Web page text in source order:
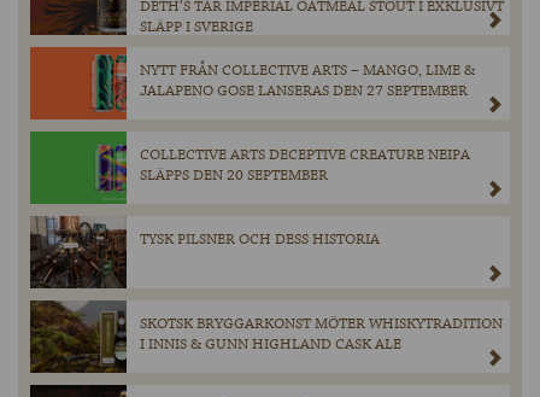
DETH’S TAR IMPERIAL OATMEAL STOUT I EXKLUSIVT
SLÄPP I SVERIGE
NYTT FRÅN COLLECTIVE ARTS – MANGO, LIME &
JALAPENO GOSE LANSERAS DEN 27 SEPTEMBER
COLLECTIVE ARTS DECEPTIVE CREATURE NEIPA
SLÄPPS DEN 20 SEPTEMBER
TYSK PILSNER OCH DESS HISTORIA
SKOTSK BRYGGARKONST MÖTER WHISKYTRADITION
I INNIS & GUNN HIGHLAND CASK ALE